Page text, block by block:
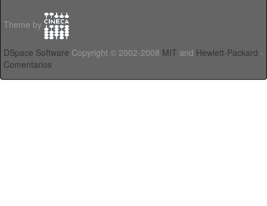
Theme by
DSpace Software Copyright © 2002-2008 MIT and Hewlett-Packard -
Comentarios